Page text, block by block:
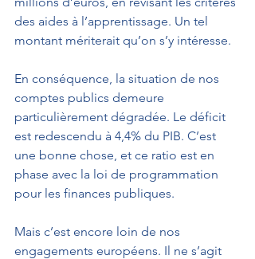
des aides à l’apprentissage. Un tel
montant mériterait qu’on s’y intéresse.
En conséquence, la situation de nos
comptes publics demeure
particulièrement dégradée. Le déficit
est redescendu à 4,4% du PIB. C’est
une bonne chose, et ce ratio est en
phase avec la loi de programmation
pour les finances publiques.
Mais c’est encore loin de nos
engagements européens. Il ne s’agit